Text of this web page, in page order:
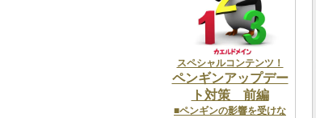
スペシャルコンテンツ！
ペンギンアップデー
ト対策 前編
■ペンギンの影響を受けな